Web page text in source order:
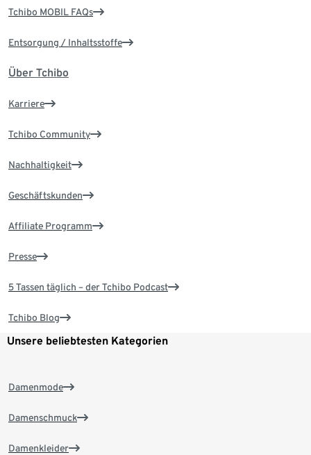
Tchibo MOBIL FAQs
Entsorgung / Inhaltsstoffe
Über Tchibo
Karriere
Tchibo Community
Nachhaltigkeit
Geschäftskunden
Affiliate Programm
Presse
5 Tassen täglich – der Tchibo Podcast
Tchibo Blog
Unsere beliebtesten Kategorien
Damenmode
Damenschmuck
Damenkleider